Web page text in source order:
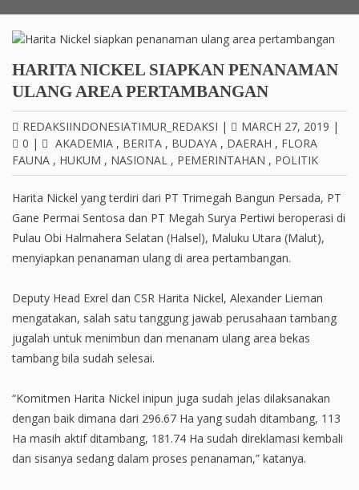
HARITA NICKEL SIAPKAN PENANAMAN
ULANG AREA PERTAMBANGAN
REDAKSIINDONESIATIMUR_REDAKSI | MARCH 27, 2019 |
0 | AKADEMIA , BERITA , BUDAYA , DAERAH , FLORA
FAUNA , HUKUM , NASIONAL , PEMERINTAHAN , POLITIK
Harita Nickel yang terdiri dari PT Trimegah Bangun Persada, PT
Gane Permai Sentosa dan PT Megah Surya Pertiwi beroperasi di
Pulau Obi Halmahera Selatan (Halsel), Maluku Utara (Malut),
menyiapkan penanaman ulang di area pertambangan.
Deputy Head Exrel dan CSR Harita Nickel, Alexander Lieman
mengatakan, salah satu tanggung jawab perusahaan tambang
jugalah untuk menimbun dan menanam ulang area bekas
tambang bila sudah selesai.
“Komitmen Harita Nickel inipun juga sudah jelas dilaksanakan
dengan baik dimana dari 296.67 Ha yang sudah ditambang, 113
Ha masih aktif ditambang, 181.74 Ha sudah direklamasi kembali
dan sisanya sedang dalam proses penanaman,” katanya.